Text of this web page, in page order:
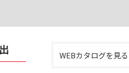
WEBカタログを見る